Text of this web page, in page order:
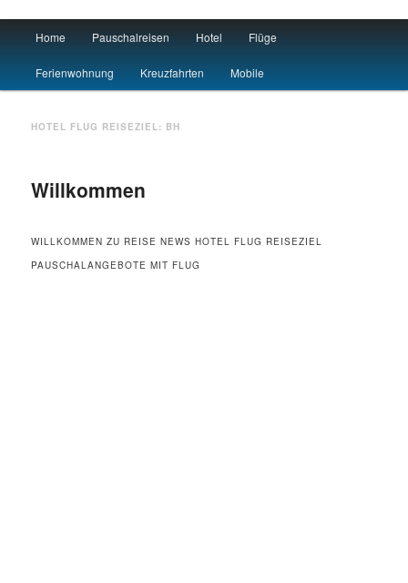
Urlaub
Skip to primary content
Skip to secondary content
Home Pauschalreisen Hotel Flüge
Ferienwohnung Kreuzfahrten Mobile
HOTEL FLUG REISEZIEL: BH
Willkommen
WILLKOMMEN ZU REISE NEWS HOTEL FLUG REISEZIEL
PAUSCHALANGEBOTE MIT FLUG